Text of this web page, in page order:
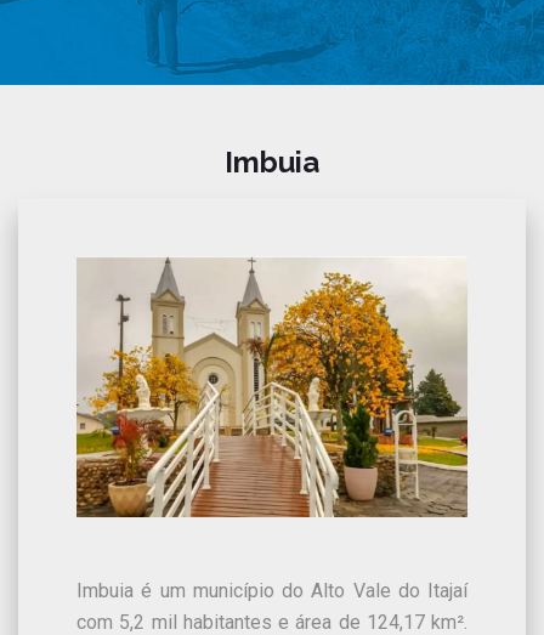
Imbuia
Imbuia é um município do Alto Vale do Itajaí
com 5,2 mil habitantes e área de 124,17 km².